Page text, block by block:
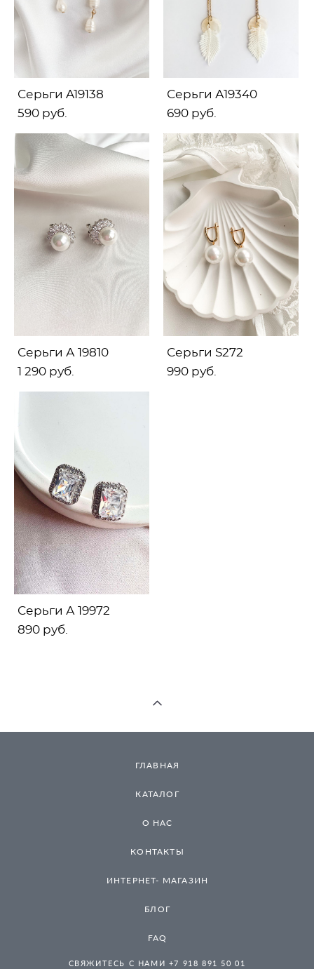
Серьги A19138
590 pуб.
Серьги А19340
690 pуб.
Серьги А 19810
1 290 pуб.
Серьги S272
990 pуб.
Серьги А 19972
890 pуб.
ГЛАВНАЯ
КАТАЛОГ
О НАС
КОНТАКТЫ
ИНТЕРНЕТ- МАГАЗИН
БЛОГ
FAQ
СВЯЖИТЕСЬ С НАМИ +7 918 891 50 01